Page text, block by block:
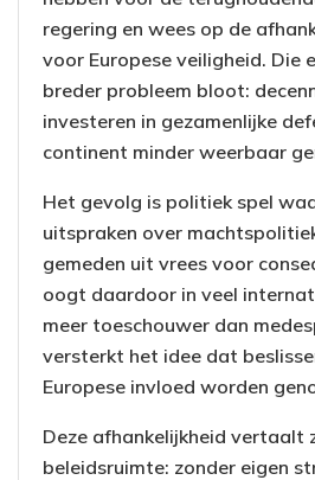
regering en wees op de
voor Europese veiligheid. Die
breder probleem bloot:
investeren in gezamenlijke
continent minder weerbaar
Het gevolg is politiek spel
uitspraken over
gemeden uit vrees voor
oogt daardoor in veel
meer toeschouwer dan
versterkt het idee dat
Europese invloed worden
Deze afhankelijkheid vertaalt
beleidsruimte: zonder eigen